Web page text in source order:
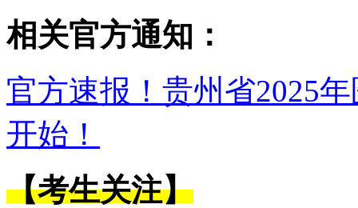
相关官方通知：
官方速报！贵州省2025
开始！
【考生关注】